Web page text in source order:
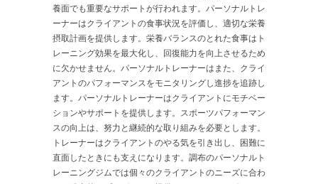
養面でも重要なサポートが行われます。パーソナルトレ
ーナーはクライアントの食事状況を評価し、適切な栄養
摂取計画を提供します。栄養バランスのとれた食事はト
レーニング効果を最大化し、回復能力を向上させるため
に欠かせません。パーソナルトレーナーはまた、クライ
アントのパフォーマンスをモニタリングし進捗を追跡し
ます。パーソナルトレーナーはクライアントにモチベー
ションやサポートを提供します。スポーツパフォーマン
スの向上は、努力と継続的な取り組みを必要とします。
トレーナーはクライアントのやる気を引き出し、困難に
直面したときにも支えになります。調布のパーソナルト
レーニングジムでは個々のクライアントのニーズに合わ